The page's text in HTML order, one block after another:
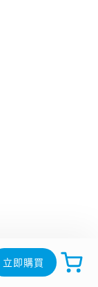
立即購買